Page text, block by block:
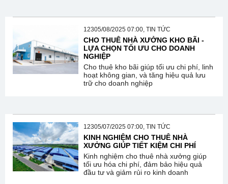
12305/08/2025 07:00, TIN TỨC
CHO THUÊ NHÀ XƯỞNG KHO BÃI -
LỰA CHỌN TỐI ƯU CHO DOANH
NGHIỆP
Cho thuê kho bãi giúp tối ưu chi phí, linh
hoạt không gian, và tăng hiệu quả lưu
trữ cho doanh nghiệp
12305/07/2025 07:00, TIN TỨC
KINH NGHIỆM CHO THUÊ NHÀ
XƯỞNG GIÚP TIẾT KIỆM CHI PHÍ
Kinh nghiệm cho thuê nhà xưởng giúp
tối ưu hóa chi phí, đảm bảo hiệu quả
đầu tư và giảm rủi ro kinh doanh